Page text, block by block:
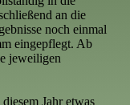
an die
noch einmal
eingepflegt. Ab
jeweiligen
Jahr etwas